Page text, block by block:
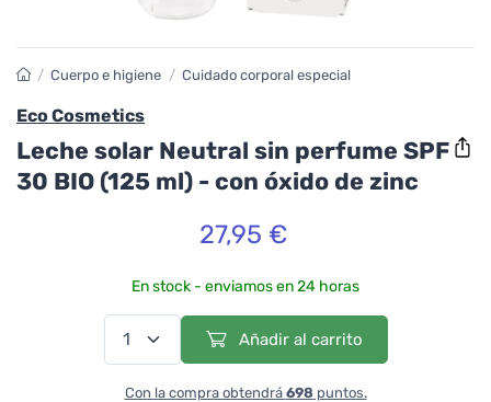
/ Cuerpo e higiene / Cuidado corporal especial
Eco Cosmetics
Leche solar Neutral sin perfume SPF
30 BIO (125 ml) - con óxido de zinc
27,95 €
En stock - enviamos en 24 horas
Añadir al carrito
Con la compra obtendrá 698puntos.